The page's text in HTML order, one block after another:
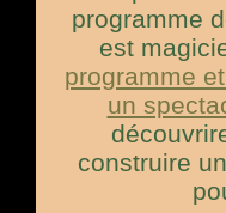
programme
est
programme
un
construire